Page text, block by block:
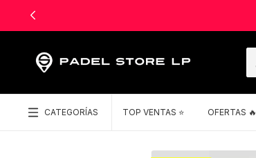
CATEGORÍAS TOP VENTAS ⭐️ OFERTAS 🔥